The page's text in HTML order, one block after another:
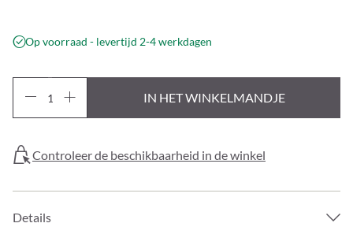
Op voorraad - levertijd 2-4 werkdagen
IN HET WINKELMANDJE
Controleer de beschikbaarheid in de winkel
Details